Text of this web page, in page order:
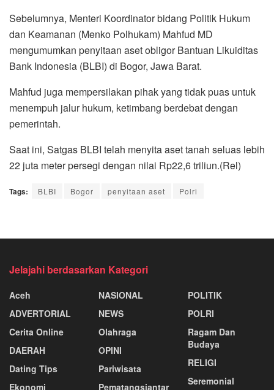
Sebelumnya, Menteri Koordinator bidang Politik Hukum
dan Keamanan (Menko Polhukam) Mahfud MD
mengumumkan penyitaan aset obligor Bantuan Likuiditas
Bank Indonesia (BLBI) di Bogor, Jawa Barat.
Mahfud juga mempersilakan pihak yang tidak puas untuk
menempuh jalur hukum, ketimbang berdebat dengan
pemerintah.
Saat ini, Satgas BLBI telah menyita aset tanah seluas lebih
22 juta meter persegi dengan nilai Rp22,6 triliun.(Rel)
Tags: BLBI Bogor penyitaan aset Polri
Jelajahi berdasarkan Kategori
Aceh
ADVERTORIAL
Cerita Online
DAERAH
Dating Tips
Ekonomj
NASIONAL
NEWS
Olahraga
OPINI
Pariwisata
Pematangsiantar
POLITIK
POLRI
Ragam Dan
Budaya
RELIGI
Seremonial